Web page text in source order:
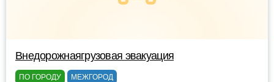
Внедорожнаягрузовая эвакуация
ПО ГОРОДУ МЕЖГОРОД